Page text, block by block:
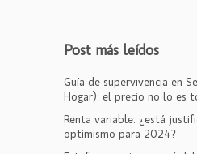
Post más leídos
Guía de supervivencia en
Hogar): el precio no lo es
Renta variable: ¿está
optimismo para 2024?